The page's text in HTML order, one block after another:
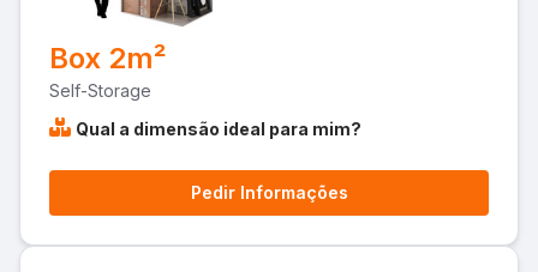
Box 2m²
Self-Storage
Qual a dimensão ideal para mim?
Pedir Informações